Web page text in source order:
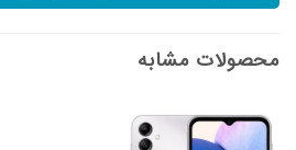
محصولات مشابه